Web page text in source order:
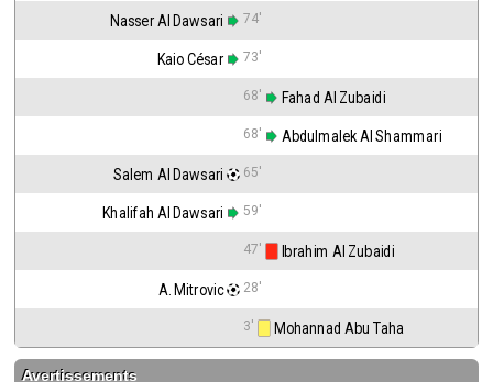
Nasser Al Dawsari 74'
Kaio César 73'
68' Fahad Al Zubaidi
68' Abdulmalek Al Shammari
Salem Al Dawsari 65'
Khalifah Al Dawsari 59'
47' Ibrahim Al Zubaidi
A. Mitrovic 28'
3' Mohannad Abu Taha
Avertissements